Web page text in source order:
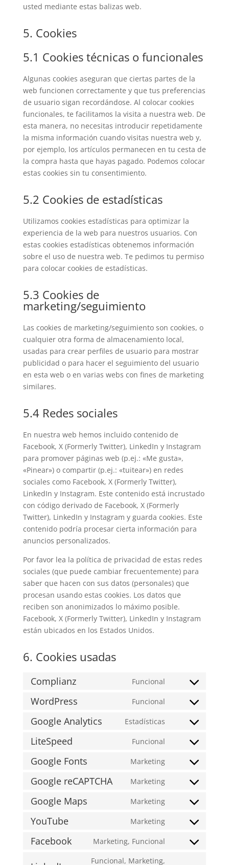
usted mediante estas balizas web.
5. Cookies
5.1 Cookies técnicas o funcionales
Algunas cookies aseguran que ciertas partes de la
web funcionen correctamente y que tus preferencias
de usuario sigan recordándose. Al colocar cookies
funcionales, te facilitamos la visita a nuestra web. De
esta manera, no necesitas introducir repetidamente
la misma información cuando visitas nuestra web y,
por ejemplo, los artículos permanecen en tu cesta de
la compra hasta que hayas pagado. Podemos colocar
estas cookies sin tu consentimiento.
5.2 Cookies de estadísticas
Utilizamos cookies estadísticas para optimizar la
experiencia de la web para nuestros usuarios. Con
estas cookies estadísticas obtenemos información
sobre el uso de nuestra web. Te pedimos tu permiso
para colocar cookies de estadísticas.
5.3 Cookies de
marketing/seguimiento
Las cookies de marketing/seguimiento son cookies, o
cualquier otra forma de almacenamiento local,
usadas para crear perfiles de usuario para mostrar
publicidad o para hacer el seguimiento del usuario
en esta web o en varias webs con fines de marketing
similares.
5.4 Redes sociales
En nuestra web hemos incluido contenido de
Facebook, X (Formerly Twitter), LinkedIn y Instagram
para promover páginas web (p.ej.: «Me gusta»,
«Pinear») o compartir (p.ej.: «tuitear») en redes
sociales como Facebook, X (Formerly Twitter),
LinkedIn y Instagram. Este contenido está incrustado
con código derivado de Facebook, X (Formerly
Twitter), LinkedIn y Instagram y guarda cookies. Este
contenido podría procesar cierta información para
anuncios personalizados.
Por favor lea la política de privacidad de estas redes
sociales (que puede cambiar frecuentemente) para
saber que hacen con sus datos (personales) que
procesan usando estas cookies. Los datos que
reciben son anonimizados lo máximo posible.
Facebook, X (Formerly Twitter), LinkedIn y Instagram
están ubicados en los Estados Unidos.
6. Cookies usadas
Complianz Funcional
Consent
complianz
WordPress Funcional
Consent
wordpress
Google Analytics Estadísticas
Consent
google-
LiteSpeed Funcional
Consent
litespeed
Google Fonts Marketing
Consent
google-
Google reCAPTCHA Marketing
Consent
google-
Google Maps Marketing
Consent
google-
YouTube Marketing
Consent
Facebook Marketing, Funcional
Consent
Funcional, Marketing,